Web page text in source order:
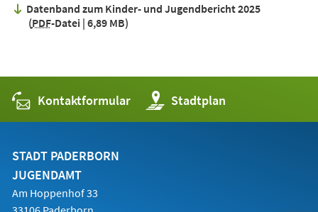
Datenband zum Kinder- und Jugendbericht 2025
PDF-Datei 6,89 MB
Kontaktformular Stadtplan
(Öffnet
in
einem
STADT PADERBORN
JUGENDAMT
Am Hoppenhof 33